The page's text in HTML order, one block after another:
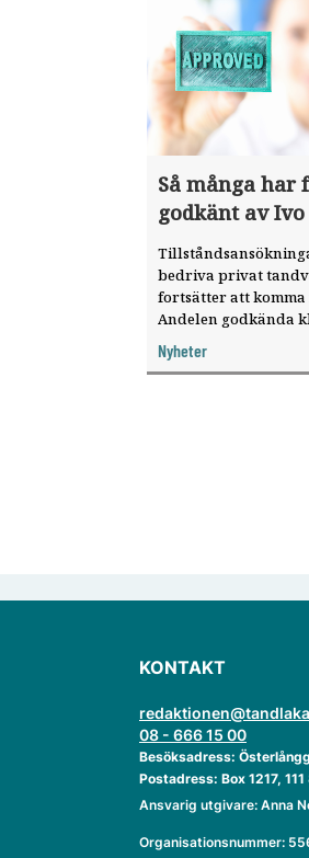
Så många har
godkänt av Ivo
bedriva privat
fortsätter att
Andelen godkända
Nyheter
KONTAKT
08 - 666 15 00
Besöksadress:
Postadress: Box 1217,
Ansvarig utgivare: Anna
Organisationsnummer: